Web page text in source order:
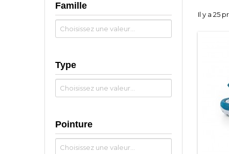
Famille
Type
Pointure
Il y a 25